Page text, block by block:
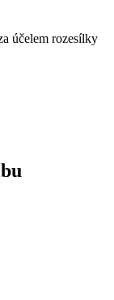
účelem rozesílky